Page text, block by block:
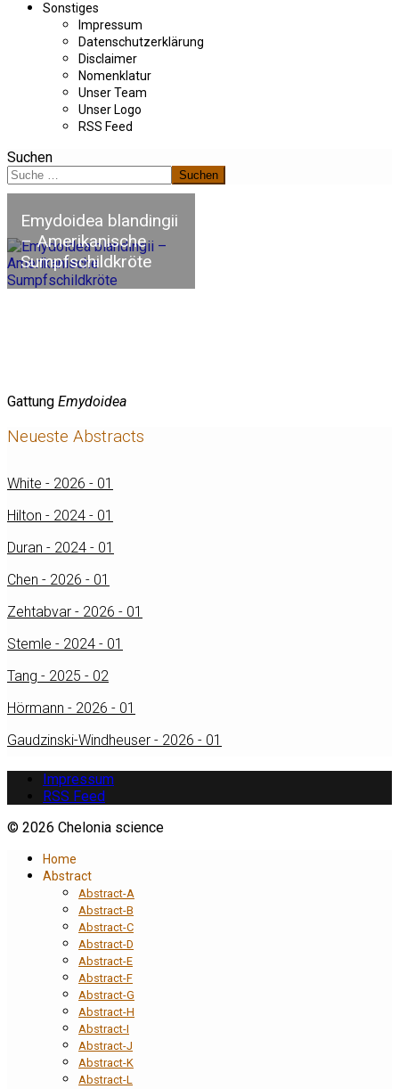
Sonstiges
Impressum
Datenschutzerklärung
Disclaimer
Nomenklatur
Unser Team
Unser Logo
RSS Feed
Suchen
Suchen
Emydoidea blandingii
– Amerikanische
Sumpfschildkröte
Gattung Emydoidea
Neueste Abstracts
White - 2026 - 01
Hilton - 2024 - 01
Duran - 2024 - 01
Chen - 2026 - 01
Zehtabvar - 2026 - 01
Stemle - 2024 - 01
Tang - 2025 - 02
Hörmann - 2026 - 01
Gaudzinski-Windheuser - 2026 - 01
Impressum
RSS Feed
© 2026 Chelonia science
Home
Abstract
Abstract-A
Abstract-B
Abstract-C
Abstract-D
Abstract-E
Abstract-F
Abstract-G
Abstract-H
Abstract-I
Abstract-J
Abstract-K
Abstract-L